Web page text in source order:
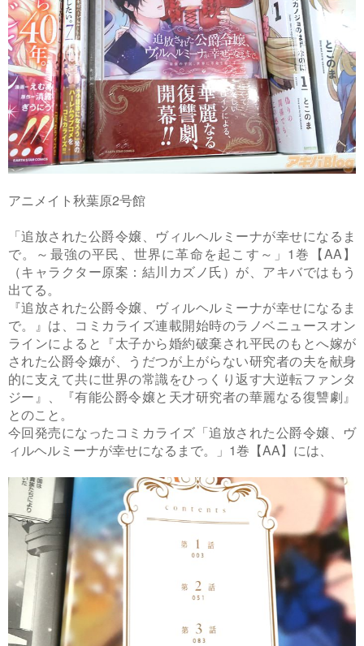
アニメイト秋葉原2号館
「追放された公爵令嬢、ヴィルヘルミーナが幸せになるま
で。～最強の平民、世界に革命を起こす～」1巻【AA】
（キャラクター原案：結川カズノ氏）が、アキバではもう
出てる。
『追放された公爵令嬢、ヴィルヘルミーナが幸せになるま
で。』は、コミカライズ連載開始時のラノベニュースオン
ラインによると『太子から婚約破棄され平民のもとへ嫁が
された公爵令嬢が、うだつが上がらない研究者の夫を献身
的に支えて共に世界の常識をひっくり返す大逆転ファンタ
ジー』、『有能公爵令嬢と天才研究者の華麗なる復讐劇』
とのこと。
今回発売になったコミカライズ「追放された公爵令嬢、ヴ
ィルヘルミーナが幸せになるまで。」1巻【AA】には、